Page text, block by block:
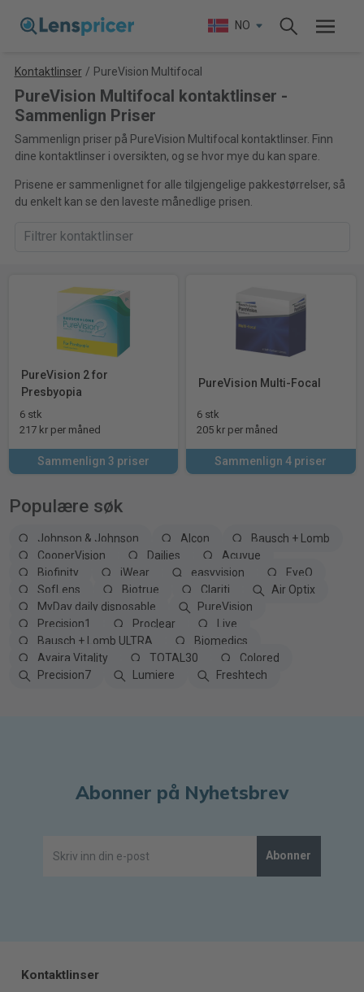
NO
Kontaktlinser / PureVision Multifocal
PureVision Multifocal kontaktlinser -
Sammenlign Priser
Sammenlign priser på PureVision Multifocal kontaktlinser. Finn
dine kontaktlinser i oversikten, og se hvor mye du kan spare.
Prisene er sammenlignet for alle tilgjengelige pakkestørrelser, så
du enkelt kan se den laveste månedlige prisen.
PureVision 2 for
Presbyopia
6 stk
217 kr per måned
Sammenlign 3 priser
PureVision Multi-Focal
6 stk
205 kr per måned
Sammenlign 4 priser
Populære søk
Johnson & Johnson Alcon
Bausch + Lomb
CooperVision
Dailies
Acuvue
Biofinity
iWear easyvision
EyeQ
SofLens
Biotrue Clariti
Air Optix
MyDay daily disposable
PureVision
Precision1
Proclear
Live
Bausch + Lomb ULTRA
Biomedics
Avaira Vitality
TOTAL30
Colored
Precision7
Lumiere Freshtech
Abonner på Nyhetsbrev
Abonner
Kontaktlinser